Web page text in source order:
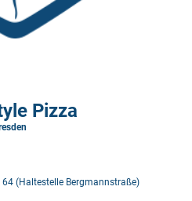
Pizza
64 (Haltestelle Bergmannstraße)